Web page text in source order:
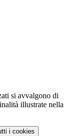
si avvalgono di
illustrate nella
i cookies